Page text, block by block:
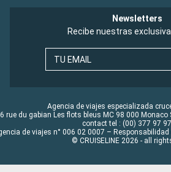
Newsletters
Recibe nuestras
TU EMAIL
Agencia de viajes especializada
rue du gabian Les flots bleus MC 98 000
contact tel : (00) 377 97
de viajes n° 006 02 0007 –
© CRUISELINE 2026 - all